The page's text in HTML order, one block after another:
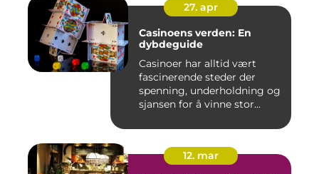
27. apr
Casinoens verden: En
dybdeguide
Casinoer har alltid vært
fascinerende steder der
spenning, underholdning og
sjansen for å vinne stor...
12. mar